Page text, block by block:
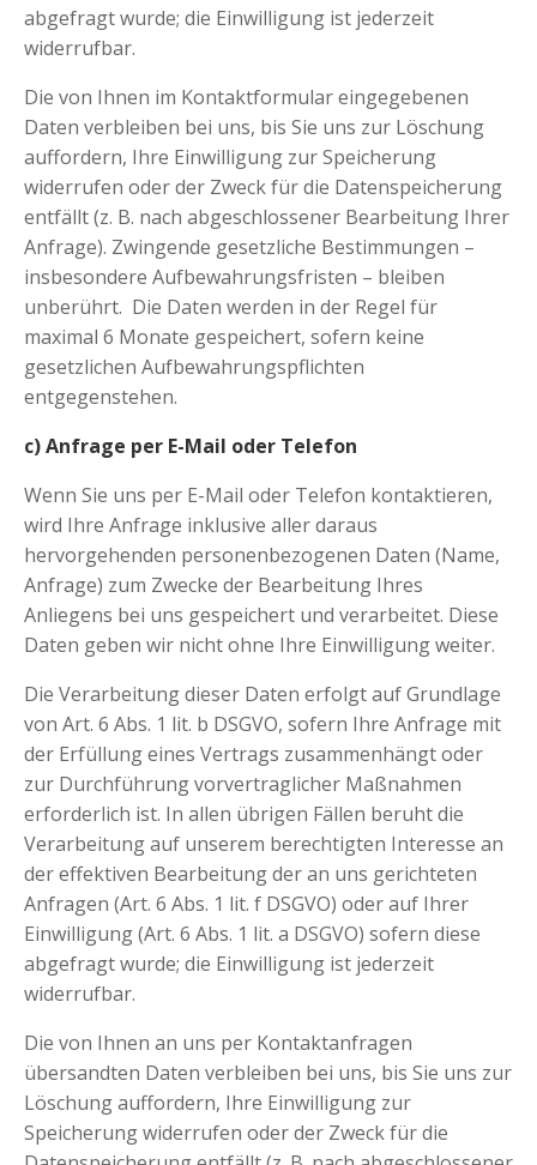
abgefragt wurde; die Einwilligung ist jederzeit
widerrufbar.
Die von Ihnen im Kontaktformular eingegebenen
Daten verbleiben bei uns, bis Sie uns zur Löschung
auffordern, Ihre Einwilligung zur Speicherung
widerrufen oder der Zweck für die Datenspeicherung
entfällt (z. B. nach abgeschlossener Bearbeitung Ihrer
Anfrage). Zwingende gesetzliche Bestimmungen –
insbesondere Aufbewahrungsfristen – bleiben
unberührt. Die Daten werden in der Regel für
maximal 6 Monate gespeichert, sofern keine
gesetzlichen Aufbewahrungspflichten
entgegenstehen.
c) Anfrage per E-Mail oder Telefon
Wenn Sie uns per E-Mail oder Telefon kontaktieren,
wird Ihre Anfrage inklusive aller daraus
hervorgehenden personenbezogenen Daten (Name,
Anfrage) zum Zwecke der Bearbeitung Ihres
Anliegens bei uns gespeichert und verarbeitet. Diese
Daten geben wir nicht ohne Ihre Einwilligung weiter.
Die Verarbeitung dieser Daten erfolgt auf Grundlage
von Art. 6 Abs. 1 lit. b DSGVO, sofern Ihre Anfrage mit
der Erfüllung eines Vertrags zusammenhängt oder
zur Durchführung vorvertraglicher Maßnahmen
erforderlich ist. In allen übrigen Fällen beruht die
Verarbeitung auf unserem berechtigten Interesse an
der effektiven Bearbeitung der an uns gerichteten
Anfragen (Art. 6 Abs. 1 lit. f DSGVO) oder auf Ihrer
Einwilligung (Art. 6 Abs. 1 lit. a DSGVO) sofern diese
abgefragt wurde; die Einwilligung ist jederzeit
widerrufbar.
Die von Ihnen an uns per Kontaktanfragen
übersandten Daten verbleiben bei uns, bis Sie uns zur
Löschung auffordern, Ihre Einwilligung zur
Speicherung widerrufen oder der Zweck für die